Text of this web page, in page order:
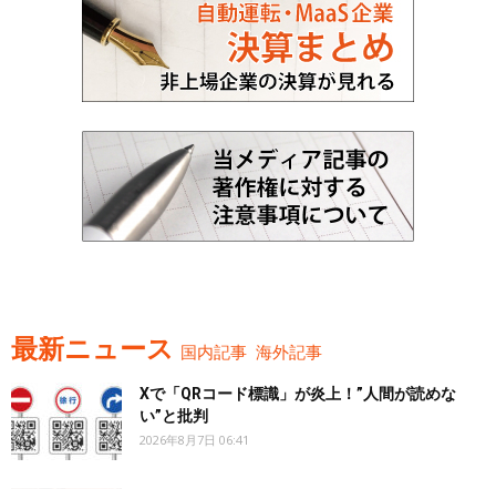
最新ニュース 国内記事 海外記事
Xで「QRコード標識」が炎上！”人間が読めな
い”と批判
2026年8月7日 06:41